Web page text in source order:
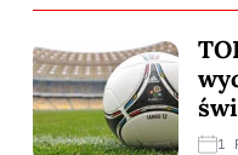
1